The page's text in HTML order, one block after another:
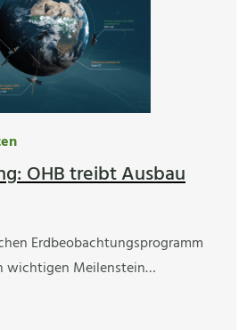
OHB treibt Ausbau
Erdbeobachtungsprogramm
wichtigen Meilenstein…